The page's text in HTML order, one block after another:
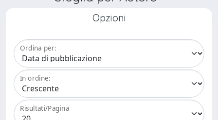
Opzioni
Ordina per:
In ordine:
Risultati/Pagina